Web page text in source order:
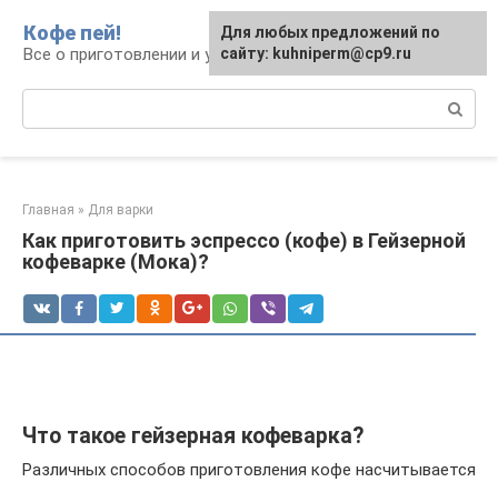
контенту
Кофе пей!
Все о приготовлении и употреблении кофе
Главная » Для варки
Как приготовить эспрессо (кофе) в Гейзерной
кофеварке (Мока)?
Что такое гейзерная кофеварка?
Различных способов приготовления кофе насчитывается
Для любых предложений по
сайту: kuhniperm@cp9.ru